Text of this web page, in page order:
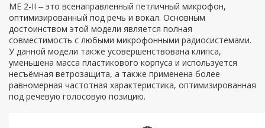
ME 2-II – это всенаправленный петличный микрофон,
оптимизированный под речь и вокал. Основным
достоинством этой модели является полная
совместимость с любыми микрофонными радиосистемами.
У данной модели также усовершенствована клипса,
уменьшена масса пластикового корпуса и используется
несъёмная ветрозащита, а также применена более
равномерная частотная характеристика, оптимизированная
под речевую голосовую позицию.